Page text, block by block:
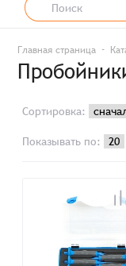
Главная страница
Сортировка:
Показывать по: